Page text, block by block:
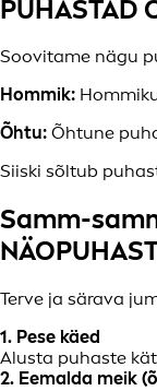
PUHASTAD
Soovitame nägu
Hommik:
Õhtu: Õhtune
Siiski sõltub
Samm-
Terve ja särava
1. Pese käed
Alusta puhaste
2. Eemalda meik